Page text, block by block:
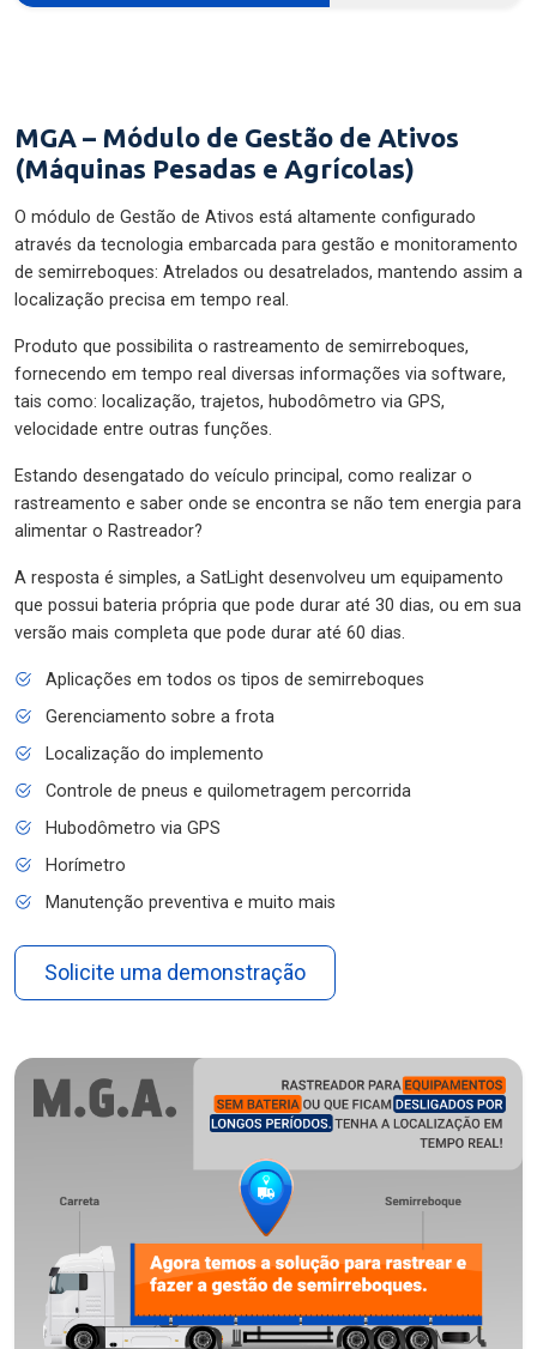
MGA – Módulo de Gestão de Ativos
(Máquinas Pesadas e Agrícolas)
O módulo de Gestão de Ativos está altamente configurado
através da tecnologia embarcada para gestão e monitoramento
de semirreboques: Atrelados ou desatrelados, mantendo assim a
localização precisa em tempo real.
Produto que possibilita o rastreamento de semirreboques,
fornecendo em tempo real diversas informações via software,
tais como: localização, trajetos, hubodômetro via GPS,
velocidade entre outras funções.
Estando desengatado do veículo principal, como realizar o
rastreamento e saber onde se encontra se não tem energia para
alimentar o Rastreador?
A resposta é simples, a SatLight desenvolveu um equipamento
que possui bateria própria que pode durar até 30 dias, ou em sua
versão mais completa que pode durar até 60 dias.
Aplicações em todos os tipos de semirreboques
Gerenciamento sobre a frota
Localização do implemento
Controle de pneus e quilometragem percorrida
Hubodômetro via GPS
Horímetro
Manutenção preventiva e muito mais
Solicite uma demonstração